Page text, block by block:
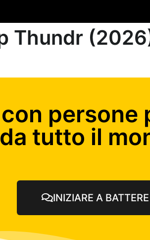
Thundr
persone
da tutto il
INIZIARE A BATTERE